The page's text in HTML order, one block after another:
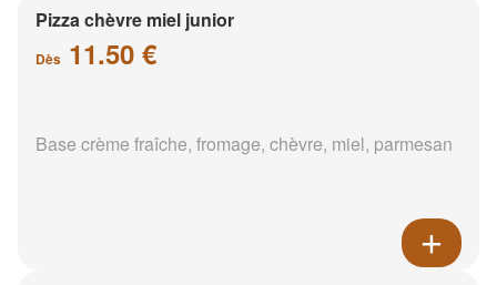
Pizza chèvre miel junior
Dès 11.50 €
Base crème fraîche, fromage, chèvre, miel, parmesan